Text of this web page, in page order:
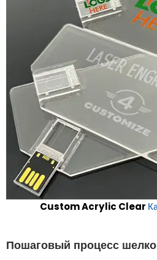
Custom Acrylic Clear
Пошаговый процесс